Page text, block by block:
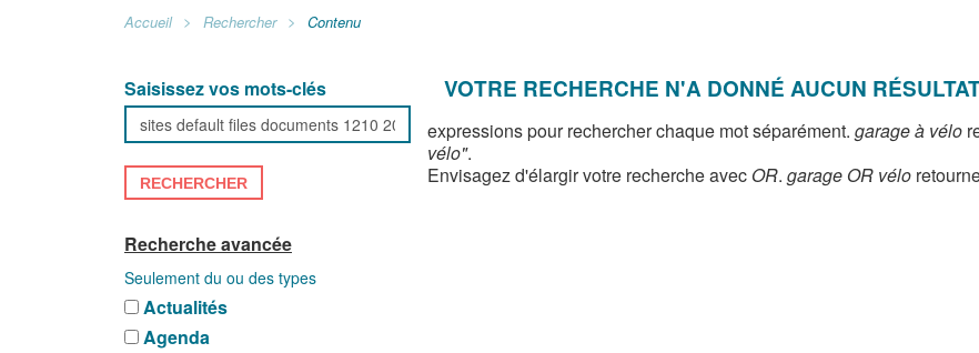
Accueil Rechercher Contenu
Saisissez vos mots-clés
RECHERCHER
Recherche avancée
Seulement du ou des types
Actualités
Agenda
VOTRE RECHERCHE N'A DONNÉ AUCUN
expressions pour rechercher chaque mot séparément. garage à vélo
vélo".
Envisagez d'élargir votre recherche avec OR. garage OR vélo